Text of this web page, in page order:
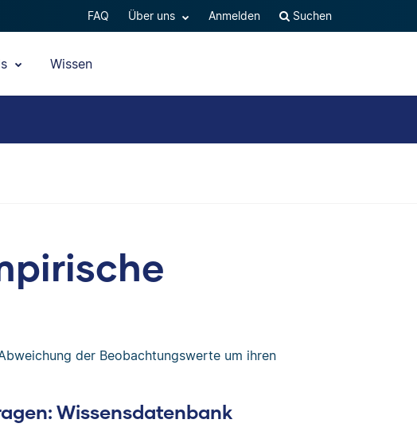
FAQ Über uns Anmelden Suchen
Wissen
der Beobachtungswerte um ihren
Wissensdatenbank